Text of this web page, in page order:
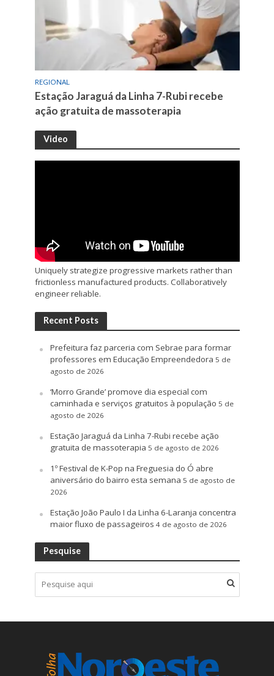
REGIONAL
Estação Jaraguá da Linha 7-Rubi recebe
ação gratuita de massoterapia
Video
Uniquely strategize progressive markets rather than
frictionless manufactured products. Collaboratively
engineer reliable.
Recent Posts
Prefeitura faz parceria com Sebrae para formar
professores em Educação Empreendedora 5 de
agosto de 2026
‘Morro Grande’ promove dia especial com
caminhada e serviços gratuitos à população 5 de
agosto de 2026
Estação Jaraguá da Linha 7-Rubi recebe ação
gratuita de massoterapia 5 de agosto de 2026
1º Festival de K-Pop na Freguesia do Ó abre
aniversário do bairro esta semana 5 de agosto de
2026
Estação João Paulo I da Linha 6-Laranja concentra
maior fluxo de passageiros 4 de agosto de 2026
Pesquise